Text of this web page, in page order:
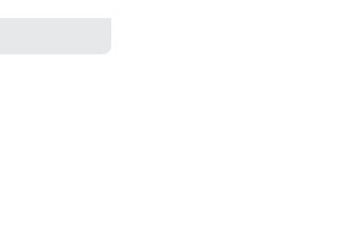
DOSE zur
Gleichmäßige und präzise